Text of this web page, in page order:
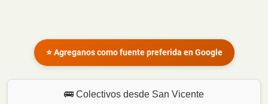
⭐ Agreganos como fuente preferida en Google
🚌 Colectivos desde San Vicente